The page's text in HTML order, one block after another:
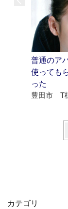
普通のア
使っても
った
豊田市 T
カテゴリ